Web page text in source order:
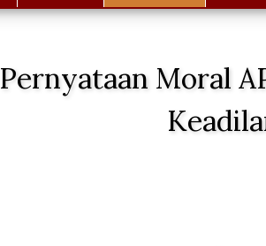
Pernyataan Moral